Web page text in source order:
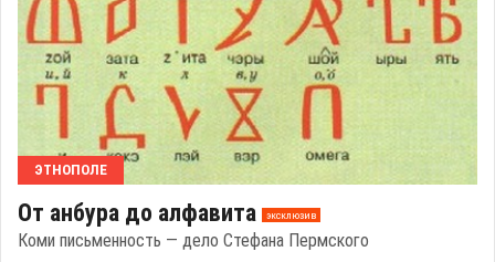
ЭТНОПОЛЕ
От анбура до алфавита эксклюзив
Коми письменность — дело Стефана Пермского